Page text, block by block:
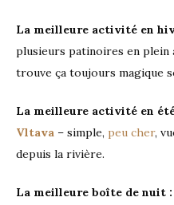
La meilleure activité en
plusieurs patinoires en plein
trouve ça toujours magique
La meilleure activité en
Vltava – simple, peu cher,
depuis la rivière.
La meilleure boîte de nuit :